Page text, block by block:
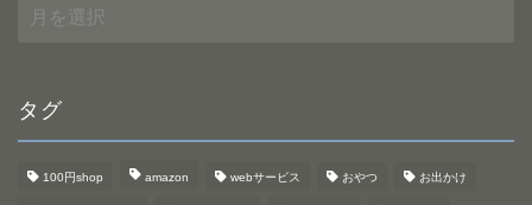
ー
ブ
タグ
100円shop amazon webサービス おやつ お出かけ